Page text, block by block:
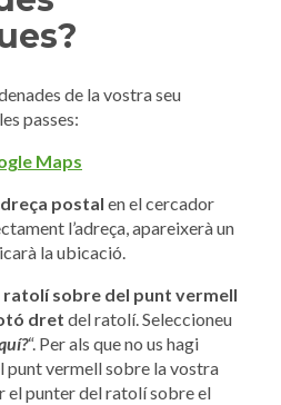
de la vostra seu
passes:
Maps
postal en el cercador
l’adreça, apareixerà un
la ubicació.
sobre del punt vermell
dret del ratolí. Seleccioneu
“. Per als que no us hagi
vermell sobre la vostra
el punter del ratolí sobre el